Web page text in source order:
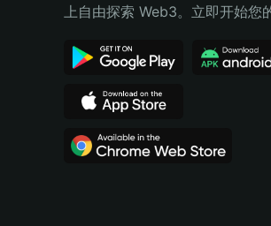
Español (Argentina)
上自由探索 Web3。立即开始您